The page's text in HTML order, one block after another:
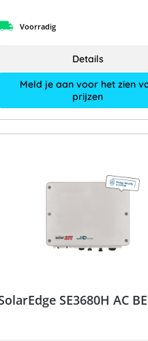
Voorradig
Meld je aan voor het zien
prijzen
Details
SolarEdge SE3680H AC